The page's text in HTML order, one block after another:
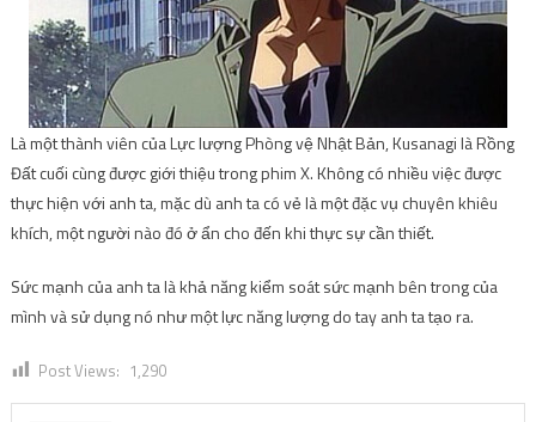
Là một thành viên của Lực lượng Phòng vệ Nhật Bản, Kusanagi là Rồng
Đất cuối cùng được giới thiệu trong phim X. Không có nhiều việc được
thực hiện với anh ta, mặc dù anh ta có vẻ là một đặc vụ chuyên khiêu
khích, một người nào đó ở ẩn cho đến khi thực sự cần thiết.
Sức mạnh của anh ta là khả năng kiểm soát sức mạnh bên trong của
mình và sử dụng nó như một lực năng lượng do tay anh ta tạo ra.
Post Views: 1,290